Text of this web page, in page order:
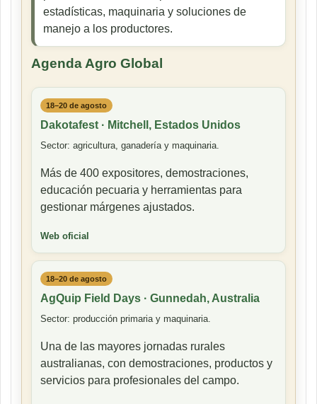
estadísticas, maquinaria y soluciones de
manejo a los productores.
Agenda Agro Global
18–20 de agosto
Dakotafest · Mitchell, Estados Unidos
Sector: agricultura, ganadería y maquinaria.
Más de 400 expositores, demostraciones,
educación pecuaria y herramientas para
gestionar márgenes ajustados.
Web oficial
18–20 de agosto
AgQuip Field Days · Gunnedah, Australia
Sector: producción primaria y maquinaria.
Una de las mayores jornadas rurales
australianas, con demostraciones, productos y
servicios para profesionales del campo.